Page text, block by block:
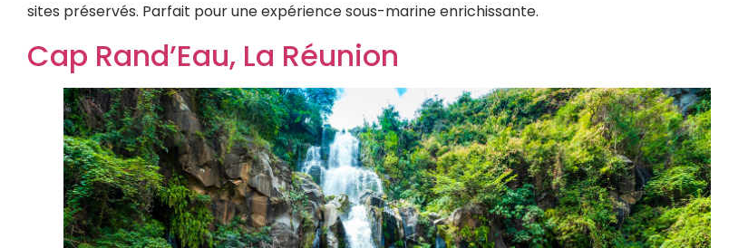
sites préservés. Parfait pour une expérience sous-marine enrichissante.
Cap Rand’Eau, La Réunion